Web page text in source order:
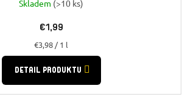
Skladem (>10 ks)
€1,99
Jednotková
cena:
€3,98 / 1 l
DETAIL PRODUKTU